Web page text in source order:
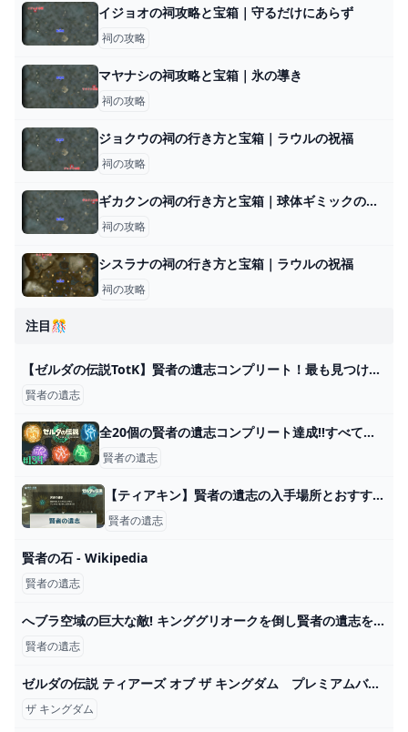
イジョオの祠攻略と宝箱｜守るだけにあらず
祠の攻略
マヤナシの祠攻略と宝箱｜氷の導き
祠の攻略
ジョクウの祠の行き方と宝箱｜ラウルの祝福
祠の攻略
ギカクンの祠の行き方と宝箱｜球体ギミックの解説
祠の攻略
シスラナの祠の行き方と宝箱｜ラウルの祝福
祠の攻略
注目🎊
【ゼルダの伝説TotK】賢者の遺志コンプリート！最も見つけにくい場所を訪れる！ゼルダの伝説ティアーズオブザキングダム実況プレイ！#160 - YouTube
賢者の遺志
全20個の賢者の遺志コンプリート達成!!すべての盟約を最大強化すると何が起こるの!?ティアキン最速実況Part134【ゼルダの伝説 ティアーズ オブ ザ キングダム】 - YouTube
賢者の遺志
【ティアキン】賢者の遺志の入手場所とおすすめ強化先【ゼルダの伝説ティアーズオブザキングダム】 - 神ゲー攻略
賢者の遺志
賢者の石 - Wikipedia
賢者の遺志
へブラ空域の巨大な敵! キンググリオークを倒し賢者の遺志を手に入れる方法 - YouTube
賢者の遺志
ゼルダの伝説 ティアーズ オブ ザ キングダム プレミアムバニティポーチ｜セガプラザ
ザ キングダム